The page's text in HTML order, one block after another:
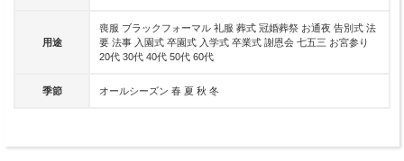
用途
喪服 ブラックフォーマル 礼服 葬式 冠婚葬祭 お通夜 告別式 法
要 法事 入園式 卒園式 入学式 卒業式 謝恩会 七五三 お宮参り
20代 30代 40代 50代 60代
季節 オールシーズン 春 夏 秋 冬